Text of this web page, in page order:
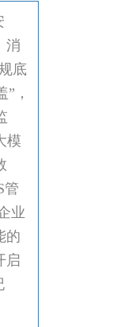
消
底
，
模
管
业
的
启